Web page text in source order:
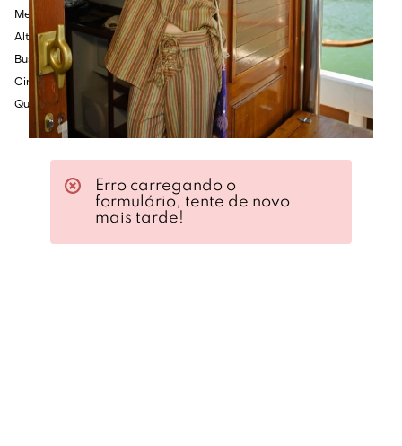
Medidas da Modelo:
Altura: 1.75cm
Busto: 80cm
Cintura: 60cm
Quadril: 86cm
Erro carregando o
formulário, tente de novo
mais tarde!